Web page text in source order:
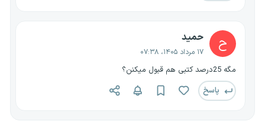
ح حمید
۱۷ مرداد ۱۴۰۵، ۰۷:۳۸
مگه 25درصد کتبی هم قبول میکنن؟
پاسخ